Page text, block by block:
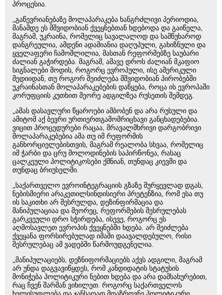
პროცესია.
„გაწევრიანებაზე მოლაპარაკება ხანგრძლივი პერიოდია,
მანამდე ეს მშვიდობიან ქვეყნებთან ხდებოდა და გაიწელა,
მაგრამ, უკრაინა, რომელიც სავალალოდ და სამწუხაროდ
დანგრეულია, ამდენი ადამიანია დაღუპული, გახიზნული და
ყველაფერი ჩამოშლილია, მასთან რეფორმებზე საუბარი
ძალიან გაჭირდება. მაგრამ, ამავე დროს ძალიან მკაფიო
სიგნალები მოდის, როგორც ევროპული, ისე ამერიკული
მედიიდან, თუ როგორ შეიძლება მშვიდობიან პირობებში
უკრაინასთან მოლაპარაკებების დაწყება, როცა ის ევროპაში
კორუფციის კუთხით მეორე ადგილზეა რუსეთის შემდეგ.
„ამას დასავლური წყაროები ამბობენ და არა რუსული და
ამიტომ აქ ბევრი ურთიერთგამომრიცხავი განცხადებებია.
ვიცით პროცედურები რაცაა, მრავალმხრივი დარგობრივი
მოლაპარაკებებია ამა თუ იმ რეფორმის
განხორციელებისთვის, მაგრამ რეალობა სხვაა, რომელიც
იმ ჭარბი და ცრუ მოლოდინების საპირწონეა, რასაც
ცალკეული პოლიტიკოსები ქმნიან, თუნდაც კიევში და
თუნდაც ბრიუსელში.
„საქართველო ევროინტეგრაციის გზაზე შურყევლად დგას,
ნებისმიერი არაკეთილსინდისიერი პრეტენზია, რომ ესა თუ
ის საკითხი არ შესრულდა, დეზინფირმაცია და
მანიპულაციაა და მეორეც, რეფორმების შესრულებას
გარკვეული დრო სჭირდება, ისევე, როგორც ეს
აღმოსავლეთ ევროპის ქვეყნებში ხდება. არ შეიძლება
ქვეყანა ფორსირებულად იმაში დაავალდებულო, რისი
შესრულებაც ამ ვადებში წარმოუდგენელია.
„მანიპულაციებს, დეზნიფორმაციებს აქვს ადგილი, მაგრამ
არ უნდა დაგვავიწყდეს, რომ კანდიდატის სტატუსის
მონიჭება პოლიტიკური ნებით ხდება და არა დამსახურებით,
რაც ჩვენ შარშან ვიხილეთ. როგორც საქართველოს